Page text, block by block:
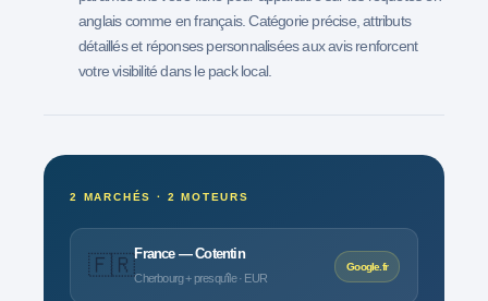
anglais comme en français. Catégorie précise, attributs
détaillés et réponses personnalisées aux avis renforcent
votre visibilité dans le pack local.
2 MARCHÉS · 2 MOTEURS
🇫🇷France — Cotentin
Cherbourg + presqu'île · EUR
Google.fr